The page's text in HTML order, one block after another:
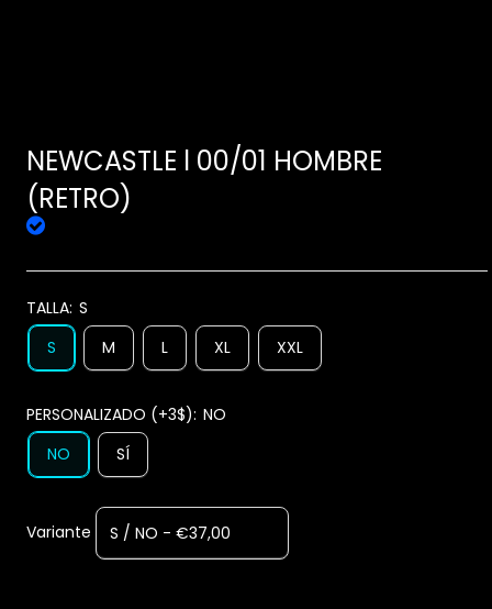
NEWCASTLE l 00/01 HOMBRE
(RETRO)
TALLA: S
S
M L XL XXL
PERSONALIZADO (+3$): NO
NO
SÍ
Variante